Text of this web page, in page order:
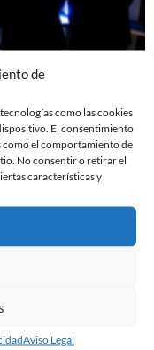
de
como las cookies
El consentimiento
como el comportamiento de
No consentir o retirar el
características y
Aviso Legal
DE LA